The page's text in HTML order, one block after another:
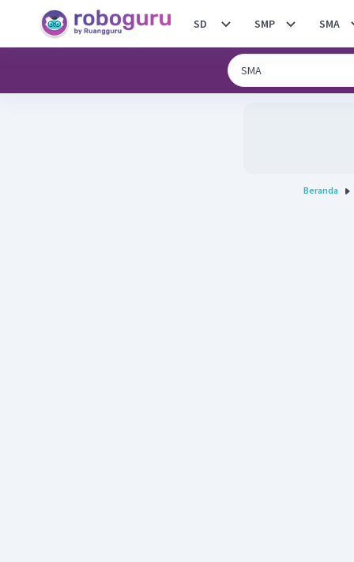
SD SMP SMA
Beranda